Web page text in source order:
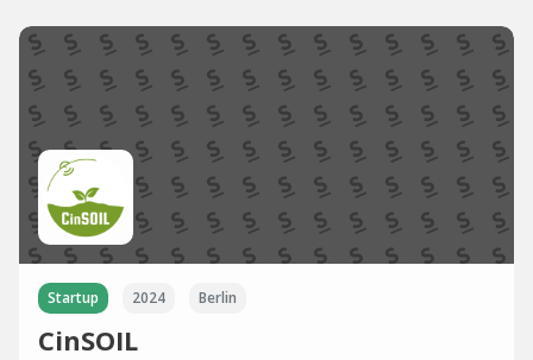
Startup 2024 Berlin
CinSOIL